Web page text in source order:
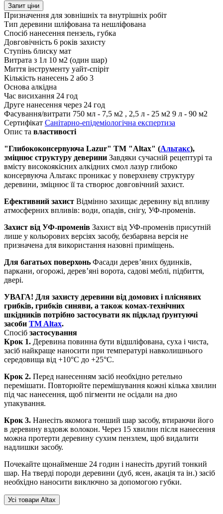
Запит ціни
Призначення для зовнішніх та внутрішніх робіт
Тип деревини шліфована та нешліфована
Спосіб нанесення пензель, губка
Довговічність 6 років захисту
Ступінь блиску мат
Витрата з 1л 10 м2 (один шар)
Миття інструменту уайт-спіріт
Кількість нанесень 2 або 3
Основа алкідна
Час висихання 24 год
Друге нанесення через 24 год
Фасування/витрати 750 мл - 7,5 м2 , 2,5 л - 25 м2 9 л - 90 м2
Сертифікат Санітарно-епідеміологічна експертиза
Опис та властивості
"Глибококонсервуюча Lazur" ТМ "Altax" (Альтакс),
зміцнює структуру деверини Завдяки сучасній рецептурі та
вмісту високоякісних алкідних смол лазур глибоко
консервуюча Альтакс проникає у поверхневу структуру
деревини, зміцнює її та створює довговічний захист.
Ефективний захист Відмінно захищає деревину від впливу
атмосферних впливів: води, опадів, снігу, УФ-променів.
Захист від УФ-променів Захист від УФ-променів присутній
лише у кольорових версіях засобу, безбарвна версія не
призначена для використання назовні приміщень.
Для багатьох поверхонь Фасади дерев’яних будинків,
паркани, огорожі, дерев’яні ворота, садові меблі, підбиття,
двері.
УВАГА! Для захисту деревини від домових і пліснявих
грибків, грибків синяви, а також комах-технічних
шкідників потрібно застосувати як підклад ґрунтуючі
засоби TM Altax.
Спосіб застосування
Крок 1. Деревина повинна бути відшліфована, суха і чиста,
засіб найкраще наносити при температурі навколишнього
середовища від +10°С до +25°С.
Крок 2. Перед нанесенням засіб необхідно ретельно
перемішати. Повторюйте перемішування кожні кілька хвилин
під час нанесення, щоб пігменти не осідали на дно
упакування.
Крок 3. Нанесіть якомога тонший шар засобу, втираючи його
в деревину вздовж волокон. Через 15 хвилин після нанесення
можна протерти деревину сухим пензлем, щоб видалити
надлишки засобу.
Почекайте щонайменше 24 годин і нанесіть другий тонкий
шар. На тверді породи деревини (дуб, ясен, акація та ін.) засіб
необхідно наносити виключно за допомогою губки.
Усі товари Altax